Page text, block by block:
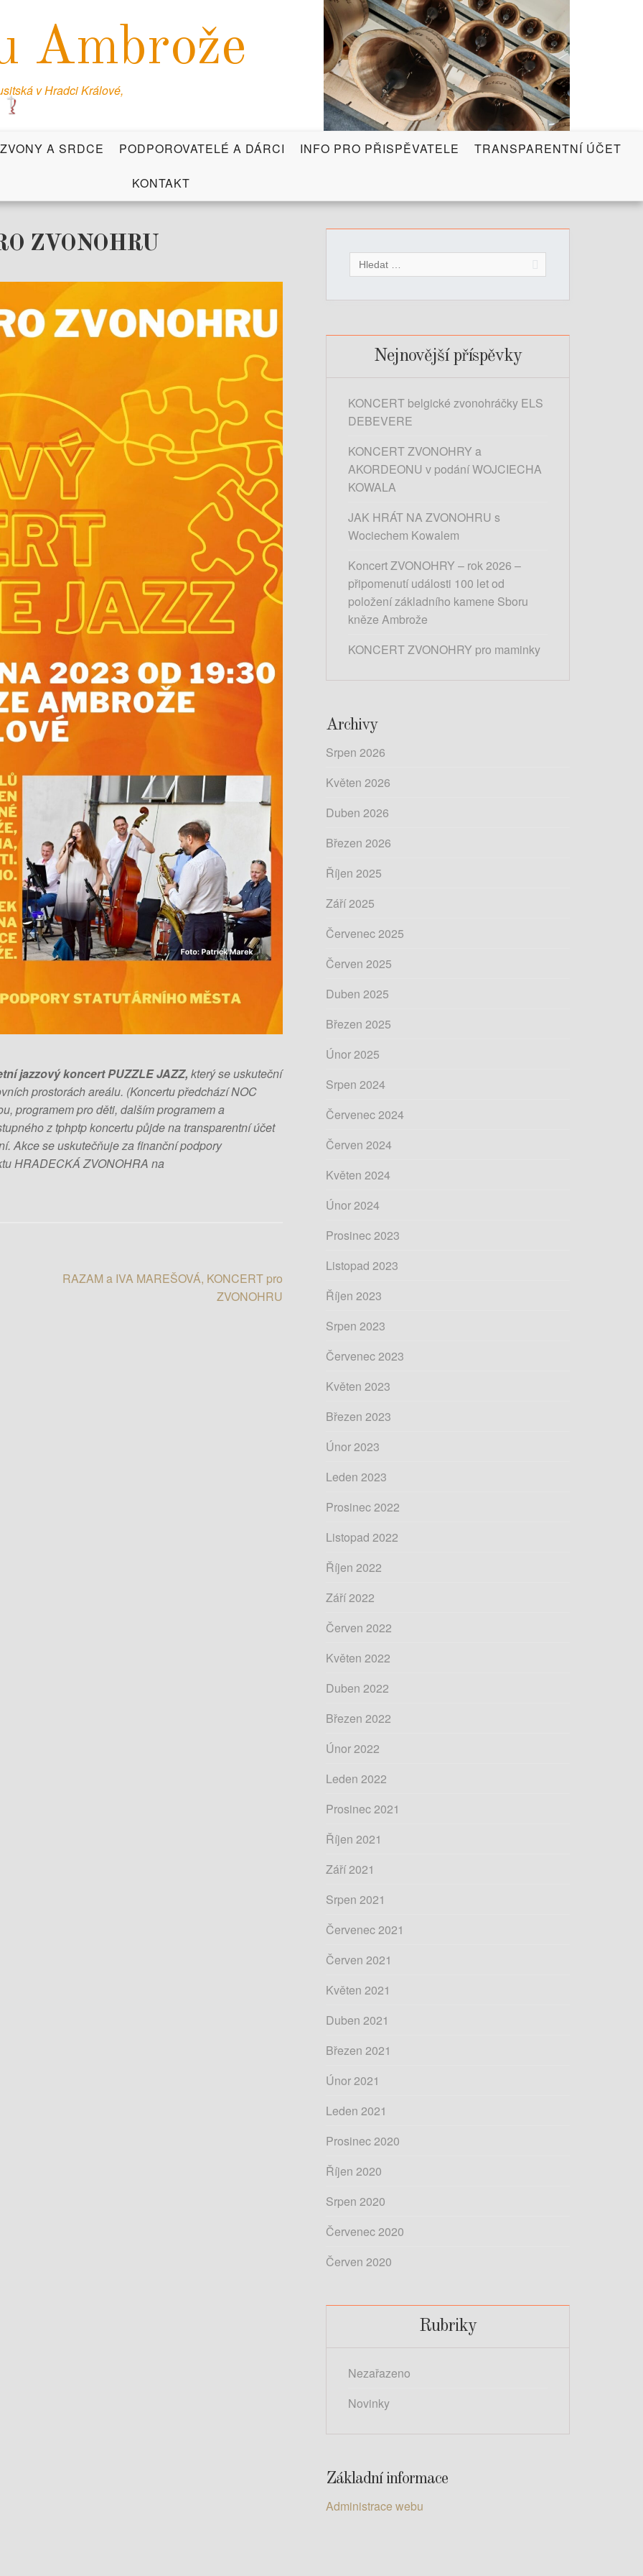
Ambrože
v Hradci Králové,
ZVONY A SRDCE PODPOROVATELÉ A DÁRCI INFO PRO PŘISPĚVATELE TRANSPARENTNÍ ÚČET
KONTAKT
ZVONOHRU
jazzový koncert PUZZLE JAZZ, který se uskuteční
prostorách areálu. (Koncertu předchází NOC
programem pro děti, dalším programem a
z tphptp koncertu půjde na transparentní účet
Akce se uskutečňuje za finanční podpory
HRADECKÁ ZVONOHRA na
RAZAM a IVA MAREŠOVÁ, KONCERT pro
ZVONOHRU
y
h
e
d
á
á
Nejnovější příspěvky
KONCERT belgické zvonohráčky ELS
DEBEVERE
KONCERT ZVONOHRY a
AKORDEONU v podání WOJCIECHA
KOWALA
JAK HRÁT NA ZVONOHRU s
Wociechem Kowalem
Koncert ZVONOHRY – rok 2026 –
připomenutí události 100 let od
položení základního kamene Sboru
kněze Ambrože
KONCERT ZVONOHRY pro maminky
Archivy
Srpen 2026
Květen 2026
Duben 2026
Březen 2026
Říjen 2025
Září 2025
Červenec 2025
Červen 2025
Duben 2025
Březen 2025
Únor 2025
Srpen 2024
Červenec 2024
Červen 2024
Květen 2024
Únor 2024
Prosinec 2023
Listopad 2023
Říjen 2023
Srpen 2023
Červenec 2023
Květen 2023
Březen 2023
Únor 2023
Leden 2023
Prosinec 2022
Listopad 2022
Říjen 2022
Září 2022
Červen 2022
Květen 2022
Duben 2022
Březen 2022
Únor 2022
Leden 2022
Prosinec 2021
Říjen 2021
Září 2021
Srpen 2021
Červenec 2021
Červen 2021
Květen 2021
Duben 2021
Březen 2021
Únor 2021
Leden 2021
Prosinec 2020
Říjen 2020
Srpen 2020
Červenec 2020
Červen 2020
Rubriky
Nezařazeno
Novinky
Základní informace
Administrace webu